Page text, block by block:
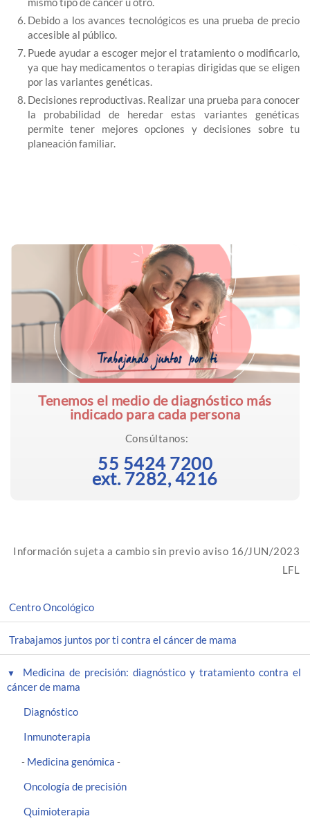
Debido a los avances tecnológicos es una prueba de precio
accesible al público.
Puede ayudar a escoger mejor el tratamiento o modificarlo,
ya que hay medicamentos o terapias dirigidas que se eligen
por las variantes genéticas.
Decisiones reproductivas. Realizar una prueba para conocer
la probabilidad de heredar estas variantes genéticas
permite tener mejores opciones y decisiones sobre tu
planeación familiar.
Tenemos el medio de diagnóstico más
indicado para cada persona
Consúltanos:
55 5424 7200
ext. 7282,4216
Información sujeta a cambio sin previo aviso 16/JUN/2023
LFL
Centro Oncológico
Trabajamos juntos por ti contra el cáncer de mama
Medicina de precisión: diagnóstico y tratamiento contra el
cáncer de mama
Diagnóstico
Inmunoterapia
- Medicina genómica -
Oncología de precisión
Quimioterapia